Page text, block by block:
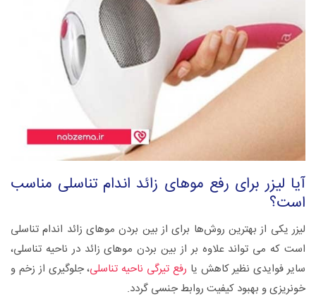
آیا لیزر برای رفع موهای زائد اندام تناسلی مناسب
است؟
لیزر یکی از بهترین روش‌ها برای از بین بردن موهای زائد اندام تناسلی
است که می تواند علاوه بر از بین بردن موهای زائد در ناحیه تناسلی،
سایر فوایدی نظیر کاهش یا رفع تیرگی ناحیه تناسلی، جلوگیری از زخم و
خونریزی و بهبود کیفیت روابط جنسی گردد.